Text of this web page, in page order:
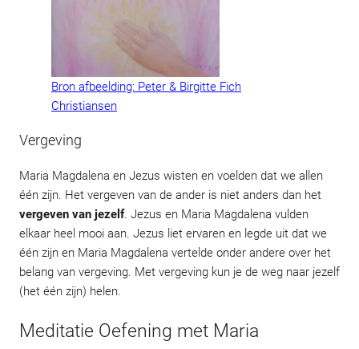
Bron afbeelding: Peter & Birgitte Fich
Christiansen
Vergeving
Maria Magdalena en Jezus wisten en voelden dat we allen
één zijn. Het vergeven van de ander is niet anders dan het
vergeven van jezelf. Jezus en Maria Magdalena vulden
elkaar heel mooi aan. Jezus liet ervaren en legde uit dat we
één zijn en Maria Magdalena vertelde onder andere over het
belang van vergeving. Met vergeving kun je de weg naar jezelf
(het één zijn) helen.
Meditatie Oefening met Maria